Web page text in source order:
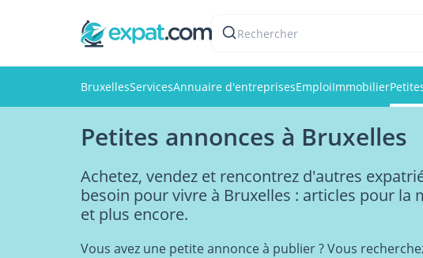
Rechercher
BruxellesServicesAnnuaire d'entreprisesEmploiImmobilier
Petites annonces à Bruxelles
Achetez, vendez et rencontrez d'autres
besoin pour vivre à Bruxelles : articles pour la
et plus encore.
Vous avez une petite annonce à publier ? Vous